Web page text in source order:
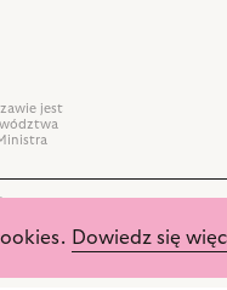
Dowiedz się
jest